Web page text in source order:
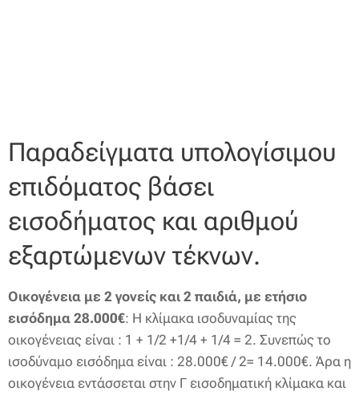
Παραδείγματα υπολογίσιμου
επιδόματος βάσει
εισοδήματος και αριθμού
εξαρτώμενων τέκνων.
Οικογένεια με 2 γονείς και 2 παιδιά, με ετήσιο
εισόδημα 28.000€: Η κλίμακα ισοδυναμίας της
οικογένειας είναι : 1 + 1/2 +1/4 + 1/4 = 2. Συνεπώς το
ισοδύναμο εισόδημα είναι : 28.000€ / 2= 14.000€. Άρα η
οικογένεια εντάσσεται στην Γ εισοδηματική κλίμακα και